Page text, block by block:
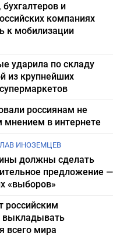
и
компаниях
к мобилизации
ударила по складу
из крупнейших
россиянам не
мнением в интернете
ИНОЗЕМЦЕВ
должны сделать
предложение —
«выборов»
российским
выкладывать
всего мира